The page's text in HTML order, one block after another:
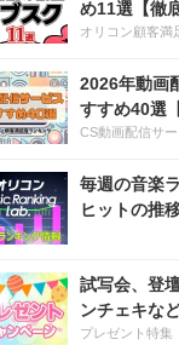
め11選【徹
オリコン顧客満
2026年動画
すすめ40選
CS動画配信サ
毎週の音楽
ヒットの推
試写会、登
ンチェキな
プレゼント特集